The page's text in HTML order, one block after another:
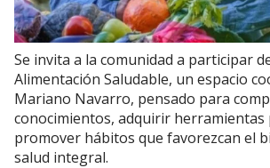
Se invita a la comunidad a participar
Alimentación Saludable, un espacio
Mariano Navarro, pensado para
conocimientos, adquirir herramientas
promover hábitos que favorezcan el
salud integral.